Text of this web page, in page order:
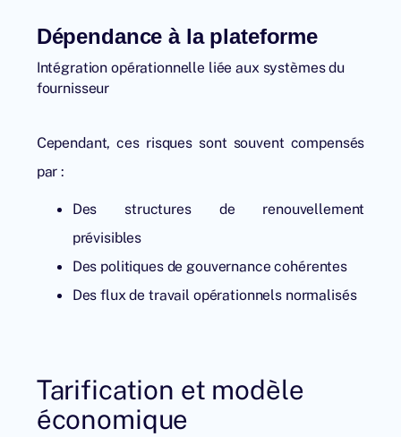
Dépendance à la plateforme
Intégration opérationnelle liée aux systèmes du
fournisseur
Cependant, ces risques sont souvent compensés
par :
Des structures de renouvellement
prévisibles
Des politiques de gouvernance cohérentes
Des flux de travail opérationnels normalisés
Tarification et modèle
économique